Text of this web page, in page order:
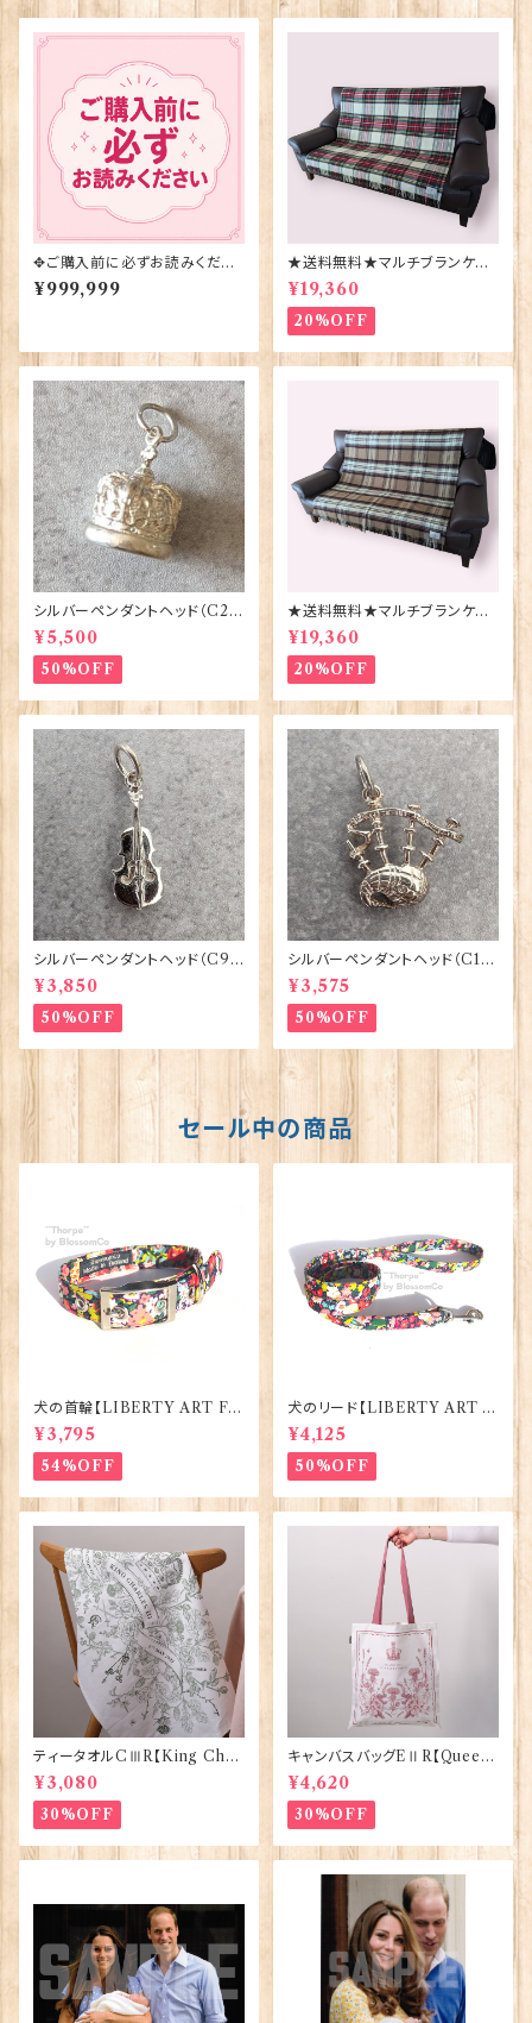
✥ご購入前に必ずお読みくださ
い✥
¥999,999
★送料無料★マルチブランケット
【DRESS STEWART】Bronte
by Moon 00185-B
¥19,360
20%OFF
シルバーペンダントヘッド（C29
1）王冠 ORTAK 70165
¥5,500
50%OFF
★送料無料★マルチブランケット
【CAMEL STEWART】Bront
e by Moon 00185-A
¥19,360
20%OFF
シルバーペンダントヘッド（C9
3）バイオリン ORTAK 70160
¥3,850
50%OFF
シルバーペンダントヘッド（C1
9）バグパイプ ORTAK 70158
¥3,575
50%OFF
セール中の商品
犬の首輪【LIBERTY ART FA
BRIC=Thorpe】BlossomCo
90295
¥3,795
54%OFF
犬のリード【LIBERTY ART F
ABRIC=Thorpe】BlossomC
o 90294
¥4,125
50%OFF
ティータオルCⅢR【King Char
lesⅢ Coronation】Victoria
Eggs 50129
¥3,080
30%OFF
キャンバスバッグEⅡR【Queen
ElizabethⅡ Commemorativ
e】Victoria Eggs 90332
¥4,620
30%OFF